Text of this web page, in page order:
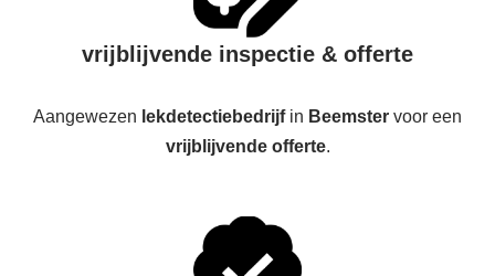
vrijblijvende inspectie & offerte
Aangewezen lekdetectiebedrijfin Beemster voor een
vrijblijvende offerte.